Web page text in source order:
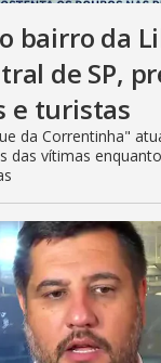
bairro da
de SP,
e turistas
da Correntinha"
das vítimas